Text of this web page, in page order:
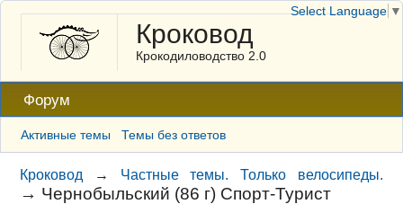
Кроковод
Крокодиловодство 2.0
Форум
Активные темы Темы без ответов
Кроковод → Частные темы. Только велосипеды.
→ Чернобыльский (86 г) Спорт-Турист
Select Language ▼